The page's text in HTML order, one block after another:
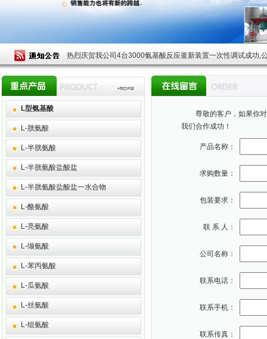
热烈庆贺我公司4台3000氨基酸反应釜新装置一次性调试成功,
L型氨基酸
L-胱氨酸
L-半胱氨酸
L-半胱氨酸盐酸盐
L-半胱氨酸盐酸盐一水合物
L-酪氨酸
L-亮氨酸
L-缬氨酸
L-苯丙氨酸
L-瓜氨酸
L-丝氨酸
L-组氨酸
尊敬的客户，如果你对
我们合作成功！
产品名称：
求购数量：
包装要求：
联 系 人：
公司名称：
联系电话：
联系手机：
联系传真：